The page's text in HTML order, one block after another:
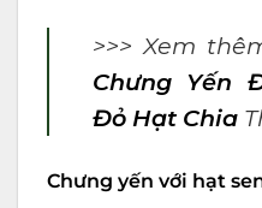
>>> Xem
Chưng Yến
Đỏ Hạt Chia
Chưng yến với hạt